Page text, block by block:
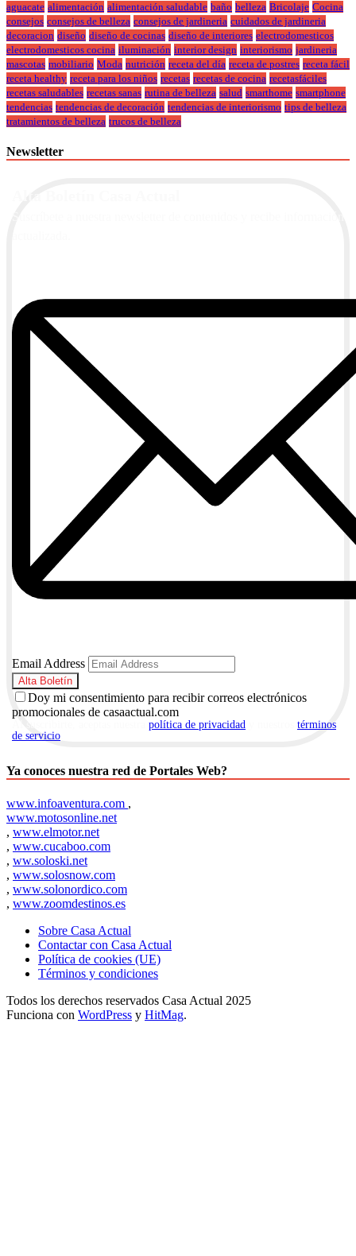
aguacate alimentación alimentación saludable baño belleza Bricolaje Cocina
consejos consejos de belleza consejos de jardineria cuidados de jardineria
decoracion diseño diseño de cocinas diseño de interiores electrodomesticos
electrodomesticos cocina iluminación interior design interiorismo jardineria
mascotas mobiliario Moda nutrición receta del día receta de postres receta fácil
receta healthy receta para los niños recetas recetas de cocina recetasfáciles
recetas saludables recetas sanas rutina de belleza salud smarthome smartphone
tendencias tendencias de decoración tendencias de interiorismo tips de belleza
tratamientos de belleza trucos de belleza
Newsletter
Email Address
Doy mi consentimiento para recibir correos electrónicos
promocionales de casaactual.com
política de privacidad
términos
de servicio
Ya conoces nuestra red de Portales Web?
www.infoaventura.com ,
www.motosonline.net
, www.elmotor.net
, www.cucaboo.com
, ww.soloski.net
, www.solosnow.com
, www.solonordico.com
, www.zoomdestinos.es
Sobre Casa Actual
Contactar con Casa Actual
Política de cookies (UE)
Términos y condiciones
Todos los derechos reservados Casa Actual 2025
Funciona con WordPress y HitMag.